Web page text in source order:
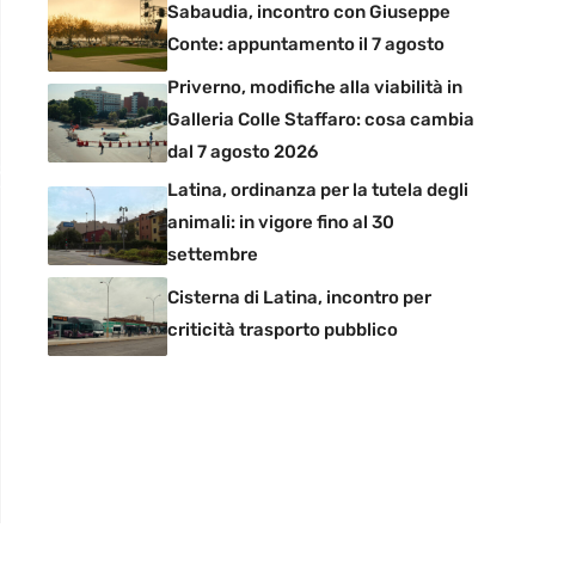
Sabaudia, incontro con Giuseppe
Conte: appuntamento il 7 agosto
Priverno, modifiche alla viabilità in
Galleria Colle Staffaro: cosa cambia
dal 7 agosto 2026
Latina, ordinanza per la tutela degli
animali: in vigore fino al 30
settembre
Cisterna di Latina, incontro per
criticità trasporto pubblico